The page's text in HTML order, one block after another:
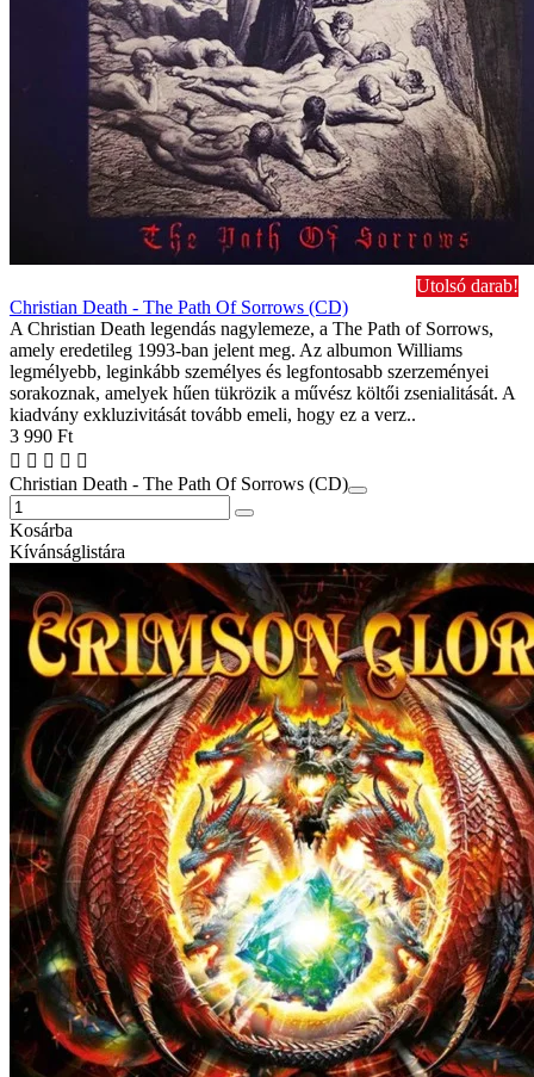
Utolsó darab!
Christian Death - The Path Of Sorrows (CD)
A Christian Death legendás nagylemeze, a The Path of Sorrows,
amely eredetileg 1993-ban jelent meg. Az albumon Williams
legmélyebb, leginkább személyes és legfontosabb szerzeményei
sorakoznak, amelyek hűen tükrözik a művész költői zsenialitását. A
kiadvány exkluzivitását tovább emeli, hogy ez a verz..
3 990 Ft
Christian Death - The Path Of Sorrows (CD)
Kosárba
Kívánságlistára